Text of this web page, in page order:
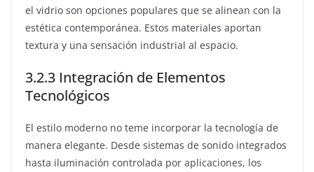
el vidrio son opciones populares que se alinean con la
estética contemporánea. Estos materiales aportan
textura y una sensación industrial al espacio.
3.2.3 Integración de Elementos
Tecnológicos
El estilo moderno no teme incorporar la tecnología de
manera elegante. Desde sistemas de sonido integrados
hasta iluminación controlada por aplicaciones, los